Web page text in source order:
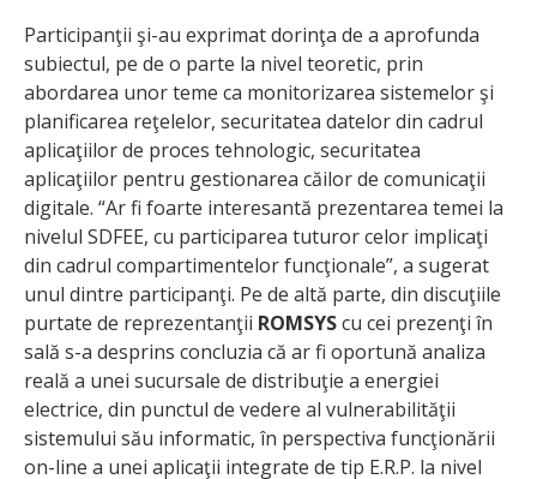
Participanţii şi-au exprimat dorinţa de a aprofunda
subiectul, pe de o parte la nivel teoretic, prin
abordarea unor teme ca monitorizarea sistemelor şi
planificarea reţelelor, securitatea datelor din cadrul
aplicaţiilor de proces tehnologic, securitatea
aplicaţiilor pentru gestionarea căilor de comunicaţii
digitale. “Ar fi foarte interesantă prezentarea temei la
nivelul SDFEE, cu participarea tuturor celor implicaţi
din cadrul compartimentelor funcţionale”, a sugerat
unul dintre participanţi. Pe de altă parte, din discuţiile
purtate de reprezentanţii ROMSYScu cei prezenţi în
sală s-a desprins concluzia că ar fi oportună analiza
reală a unei sucursale de distribuţie a energiei
electrice, din punctul de vedere al vulnerabilităţii
sistemului său informatic, în perspectiva funcţionării
on-line a unei aplicaţii integrate de tip E.R.P. la nivel